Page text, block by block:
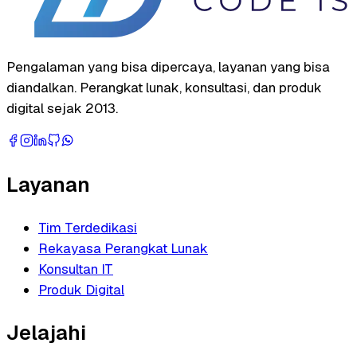
Pengalaman yang bisa dipercaya, layanan yang bisa
diandalkan. Perangkat lunak, konsultasi, dan produk
digital sejak 2013.
Layanan
Tim Terdedikasi
Rekayasa Perangkat Lunak
Konsultan IT
Produk Digital
Jelajahi